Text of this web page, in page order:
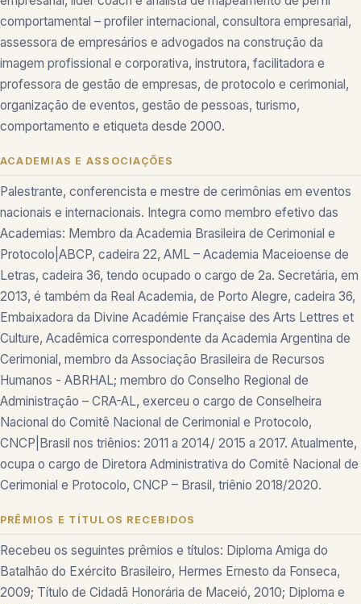
comportamental – profiler internacional, consultora empresarial,
assessora de empresários e advogados na construção da
imagem profissional e corporativa, instrutora, facilitadora e
professora de gestão de empresas, de protocolo e cerimonial,
organização de eventos, gestão de pessoas, turismo,
comportamento e etiqueta desde 2000.
ACADEMIAS E ASSOCIAÇÕES
Palestrante, conferencista e mestre de cerimônias em eventos
nacionais e internacionais. Integra como membro efetivo das
Academias: Membro da Academia Brasileira de Cerimonial e
Protocolo|ABCP, cadeira 22, AML – Academia Maceioense de
Letras, cadeira 36, tendo ocupado o cargo de 2a. Secretária, em
2013, é também da Real Academia, de Porto Alegre, cadeira 36,
Embaixadora da Divine Académie Française des Arts Lettres et
Culture, Acadêmica correspondente da Academia Argentina de
Cerimonial, membro da Associação Brasileira de Recursos
Humanos - ABRHAL; membro do Conselho Regional de
Administração – CRA-AL, exerceu o cargo de Conselheira
Nacional do Comitê Nacional de Cerimonial e Protocolo,
CNCP|Brasil nos triênios: 2011 a 2014/ 2015 a 2017. Atualmente,
ocupa o cargo de Diretora Administrativa do Comitê Nacional de
Cerimonial e Protocolo, CNCP – Brasil, triênio 2018/2020.
PRÊMIOS E TÍTULOS RECEBIDOS
Recebeu os seguintes prêmios e títulos: Diploma Amiga do
Batalhão do Exército Brasileiro, Hermes Ernesto da Fonseca,
2009; Título de Cidadã Honorária de Maceió, 2010; Diploma e